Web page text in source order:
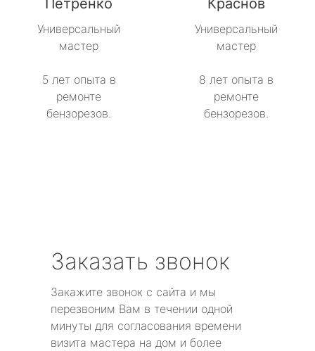
Петренко
Универсальный
мастер
5 лет опыта в
ремонте
бензорезов.
Краснов
Универсальный
мастер
8 лет опыта в
ремонте
бензорезов.
Заказать звонок
Закажите звонок с сайта и мы
перезвоним Вам в течении одной
минуты для согласования времени
визита мастера на дом и более